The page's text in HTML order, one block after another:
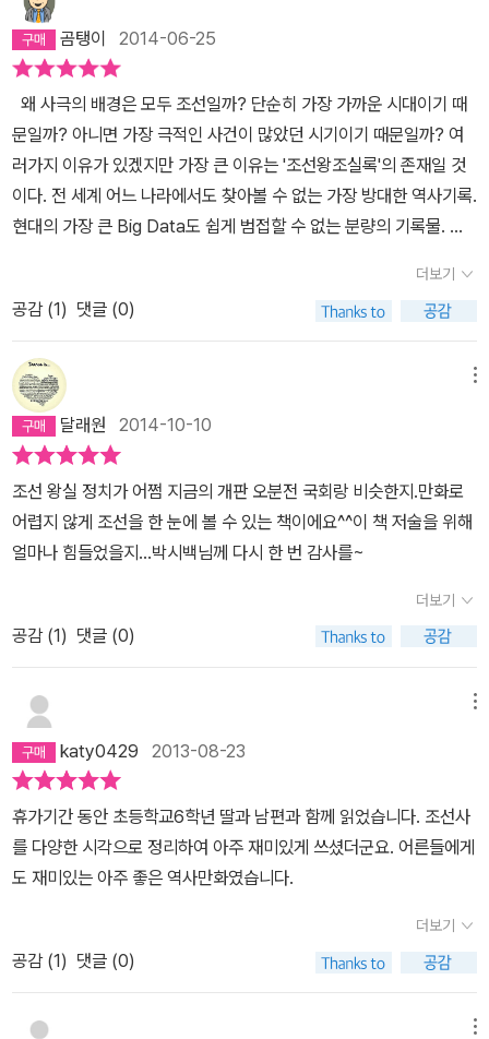
곰탱이 2014-06-25
왜 사극의 배경은 모두 조선일까? 단순히 가장 가까운 시대이기 때
문일까? 아니면 가장 극적인 사건이 많았던 시기이기 때문일까? 여
러가지 이유가 있겠지만 가장 큰 이유는 '조선왕조실록'의 존재일 것
이다. 전 세계 어느 나라에서도 찾아볼 수 없는 가장 방대한 역사기록.
현대의 가장 큰 Big Data도 쉽게 범접할 수 없는 분량의 기록물. 그
쉽게 들여다 볼 수 있고 그 방대한 기록의 틈에서 가장 인간적이고 가
장 드라마틱한 이야기들을 찾을 수 있기 때문일 것이다. 그런 '조선왕
조실록'이 있어도 쉽게 접할 수 없음은 안타까운 사실이다. 기록의 방
대함을 떠나 한문으로 기록된 실록을 한글로 옮기는 작업도 어마어마
한 시간이 걸렸던 작업이고 그것을 DB화 하는 작업도 상상을 초월하
는 작업이었다. 그럼에도 불구하고 일반인이 쉽게 다가갈 수 없는 이
유는 쉽게 읽어낼 수 없기 때문이다. 시대가 달라 말이 변하고 한자어
의 범람으로 이해하기가 쉽지 않은 기록. 그렇다고 그대로 방치하기
엔 너무 아까운 기록을 무려 10년에 걸친 세월 동안 묵묵히 만화로 그
려낸 책이 바로 이 책이다. 무려 19권 + 부록 1권, 20권의 만화책으
로 정리된 조선의 500년 왕조사를 따라가는 것은 너무도 즐거운 여
정이었다.역사는 승자의 기록 실록은 왕이 살아있을 때 기록하는 것
된다. 선왕의 시대와 후대의 사관이 큰 차이가 없다면 문제가 되지 않
지만 반정이나 정난 등의 굴곡으로 전후의 사관이 달라진다면 역적과
충신이 바뀌는 일도 허다하게 발생한다. 이른바 '역사는 승자의 기
록'이라는 이야기이다. 그렇다면 실록의 기록은 신뢰할 수 있는가? 저
자는 이런 문제를 해결하기 위해 실록의 기록뿐만 아니라 역사학자들
의 최근 연구에 이르기까지 수많은 역사서들을 공부했다. 그 방대한
하고 있다. 그 시각이 내가 가진 나름의 역사관과 달라서 인상이 그려
지기도 했지만 작가 나름의 역사공부의 산물이기에 인정할 부분은 인
정하게 된다. 작가의 역사관이 개입되었다고 하더라도 실록의 기록을
충실히 따르고 있기 때문에 왜곡에 대한 우려는 없다. 오히려 실록의
더보기
공감 (1) 댓글 (0)
달래원 2014-10-10
조선 왕실 정치가 어쩜 지금의 개판 오분전 국회랑 비슷한지.만화로
어렵지 않게 조선을 한 눈에 볼 수 있는 책이에요^^이 책 저술을 위해
얼마나 힘들었을지...박시백님께 다시 한 번 감사를~
더보기
공감 (1) 댓글 (0)
katy0429 2013-08-23
휴가기간 동안 초등학교6학년 딸과 남편과 함께 읽었습니다. 조선사
를 다양한 시각으로 정리하여 아주 재미있게 쓰셨더군요. 어른들에게
도 재미있는 아주 좋은 역사만화였습니다.
더보기
공감 (1) 댓글 (0)